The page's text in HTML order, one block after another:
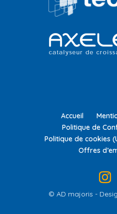
Accueil
Politique de
Politique de cookies
Offres
© AD majoris -